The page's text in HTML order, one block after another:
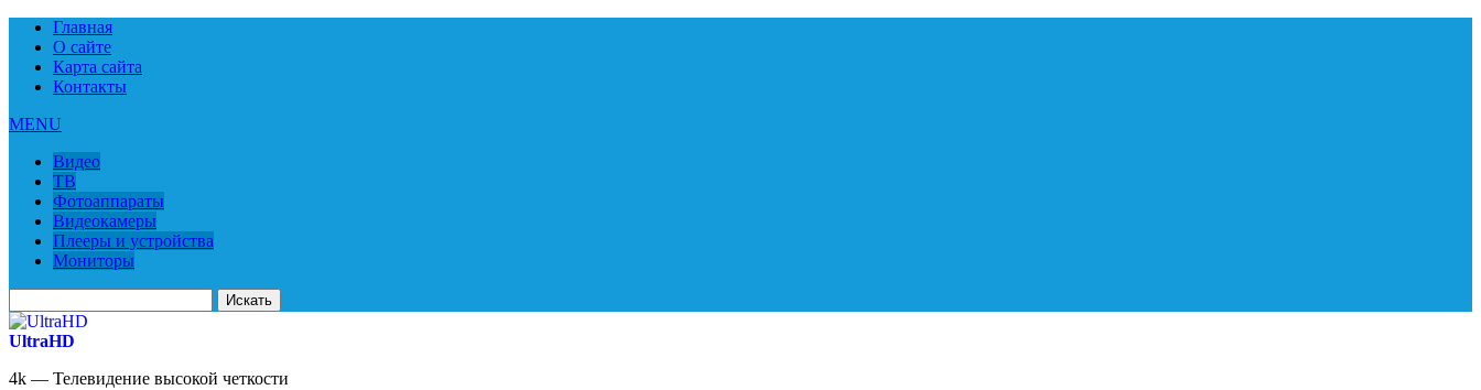
Главная
О сайте
Карта сайта
Контакты
MENU
Видео
ТВ
Фотоаппараты
Видеокамеры
Плееры и устройства
Мониторы
для:
UltraHD
4k — Телевидение высокой четкости